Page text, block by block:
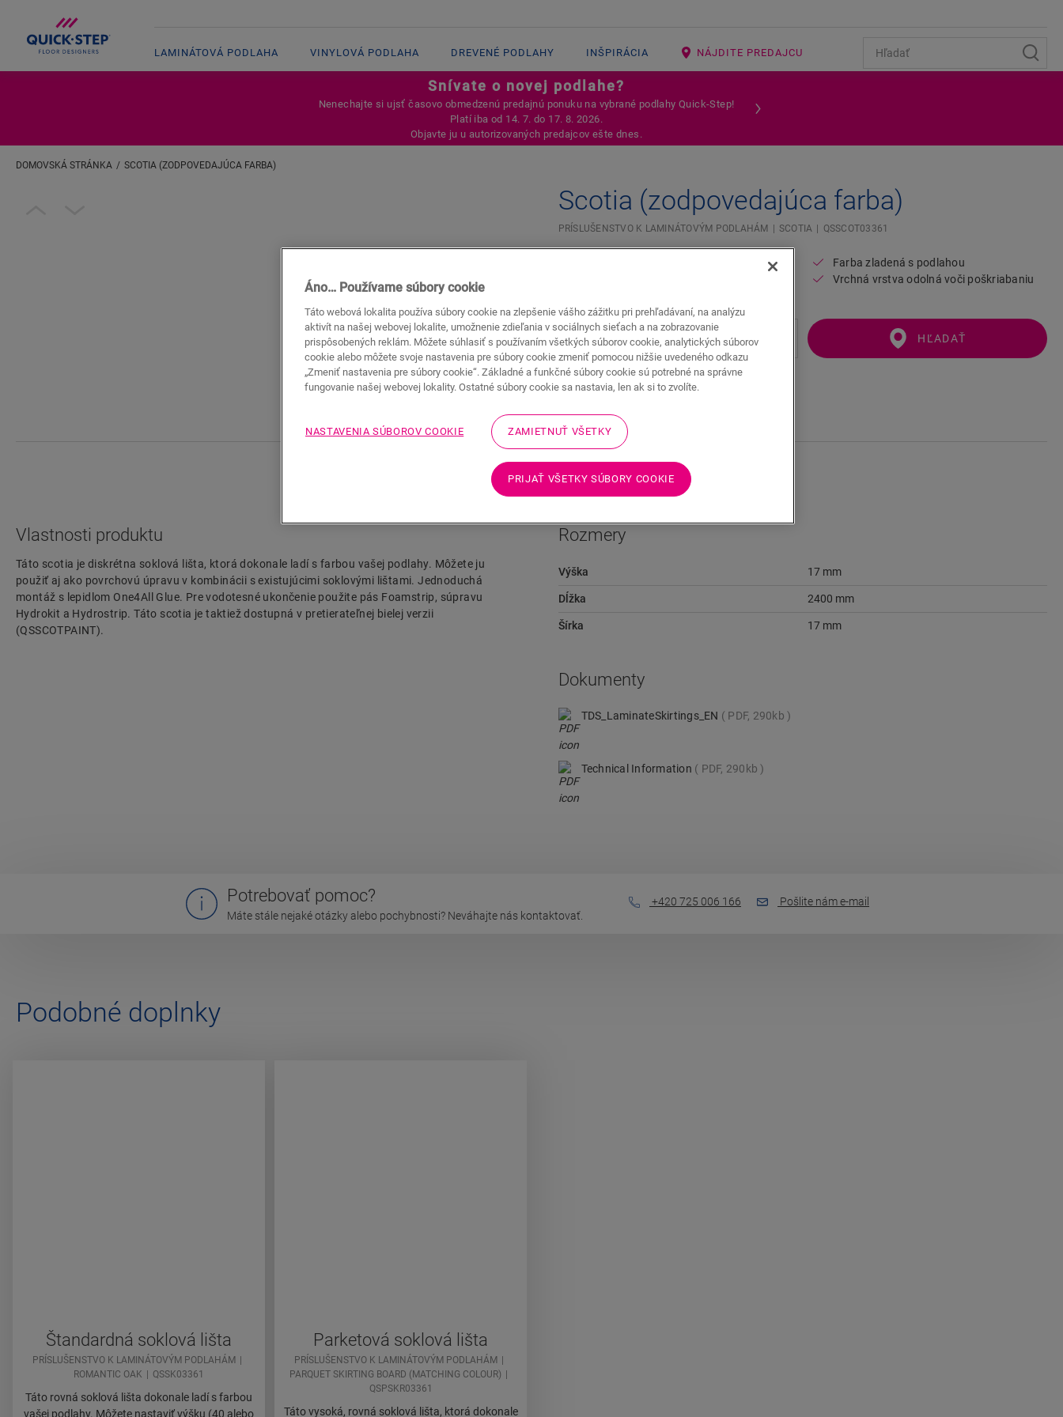
LAMINÁTOVÁ PODLAHA VINYLOVÁ PODLAHA DREVENÉ PODLAHY INŠPIRÁCIA NÁJDITE PREDAJCU
Snívate o novej podlahe?
Nenechajte si ujsť časovo obmedzenú predajnú ponuku na vybrané podlahy Quick-Step!
Platí iba od 14. 7. do 17. 8. 2026.
Objavte ju u autorizovaných predajcov ešte dnes.
DOMOVSKÁ STRÁNKA SCOTIA (ZODPOVEDAJÚCA FARBA)
Scotia (zodpovedajúca farba)
PRÍSLUŠENSTVO K LAMINÁTOVÝM PODLAHÁM SCOTIA QSSCOT03361
Farba zladená s podlahou
Vrchná vrstva odolná voči poškriabaniu
HĽADAŤ
Preskočiť na
Vlastnosti produktu
Táto scotia je diskrétna soklová lišta, ktorá dokonale ladí s farbou vašej podlahy. Môžete ju
použiť aj ako povrchovú úpravu v kombinácii s existujúcimi soklovými lištami. Jednoduchá
montáž s lepidlom One4All Glue. Pre vodotesné ukončenie použite pás Foamstrip, súpravu
Hydrokit a Hydrostrip. Táto scotia je taktiež dostupná v pretierateľnej bielej verzii
(QSSCOTPAINT).
Rozmery
Výška 17 mm
Dĺžka 2400 mm
Šírka 17 mm
Dokumenty
TDS_LaminateSkirtings_EN PDF, 290kb
Technical Information PDF, 290kb
Potrebovať pomoc?
Máte stále nejaké otázky alebo pochybnosti? Neváhajte nás kontaktovať.
+420 725 006 166 Pošlite nám e-mail
Podobné doplnky
Štandardná soklová lišta
PRÍSLUŠENSTVO K LAMINÁTOVÝM PODLAHÁM
ROMANTIC OAK
QSSK03361
Táto rovná soklová lišta dokonale ladí s farbou
vašej podlahy. Môžete nastaviť výšku (40 alebo
Parketová soklová lišta
PRÍSLUŠENSTVO K LAMINÁTOVÝM PODLAHÁM
PARQUET SKIRTING BOARD (MATCHING COLOUR)
QSPSKR03361
Táto vysoká, rovná soklová lišta, ktorá dokonale
Áno… Používame súbory cookie
Táto webová lokalita používa súbory cookie na zlepšenie vášho zážitku pri prehľadávaní, na analýzu
aktivít na našej webovej lokalite, umožnenie zdieľania v sociálnych sieťach a na zobrazovanie
prispôsobených reklám. Môžete súhlasiť s používaním všetkých súborov cookie, analytických súborov
cookie alebo môžete svoje nastavenia pre súbory cookie zmeniť pomocou nižšie uvedeného odkazu
„Zmeniť nastavenia pre súbory cookie“. Základné a funkčné súbory cookie sú potrebné na správne
fungovanie našej webovej lokality. Ostatné súbory cookie sa nastavia, len ak si to zvolíte.
NASTAVENIA SÚBOROV COOKIE ZAMIETNUŤ VŠETKY
PRIJAŤ VŠETKY SÚBORY COOKIE